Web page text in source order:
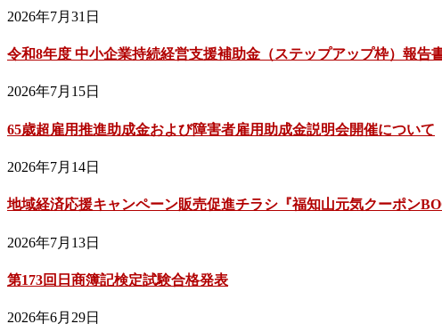
2026年7月31日
令和8年度 中小企業持続経営支援補助金（ステップアップ枠）報告
2026年7月15日
65歳超雇用推進助成金および障害者雇用助成金説明会開催について
2026年7月14日
地域経済応援キャンペーン販売促進チラシ『福知山元気クーポン
2026年7月13日
第173回日商簿記検定試験合格発表
2026年6月29日